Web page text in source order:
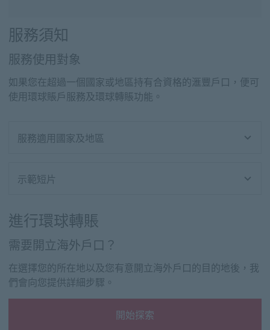
服務須知
服務使用對象
如果您在超過一個國家或地區持有合資格的滙豐戶口，便可
使用環球賬戶服務及環球轉賬功能。
服務適用國家及地區
示範短片
進行環球轉賬
需要開立海外戶口？
在選擇您的所在地以及您有意開立海外戶口的目的地後，我
們會向您提供詳細步驟。
開始探索